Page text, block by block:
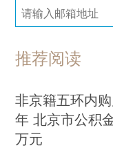
推荐阅读
非京籍五环内
年 北京市公积
万元